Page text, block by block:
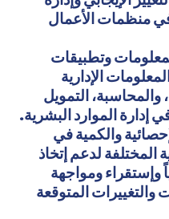
في منظمات الأعمال
وتطبيقات
الإدارية
والمحاسبة، التمويل
إدارة الموارد البشرية.
والكمية في
المختلفة لدعم إتخاذ
وإستقراء ومواجهة
المتوقعة